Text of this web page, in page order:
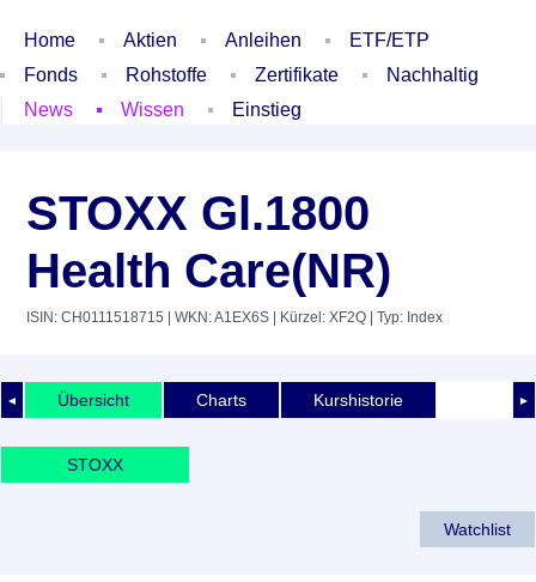
Home Aktien Anleihen
ETF/ETP
Fonds
Rohstoffe Zertifikate
Nachhaltig
News
Wissen Einstieg
STOXX Gl.1800
Health Care(NR)
ISIN: CH0111518715 | WKN: A1EX6S | Kürzel: XF2Q | Typ: Index
◄ ►
Übersicht Charts Kurshistorie
STOXX
Watchlist